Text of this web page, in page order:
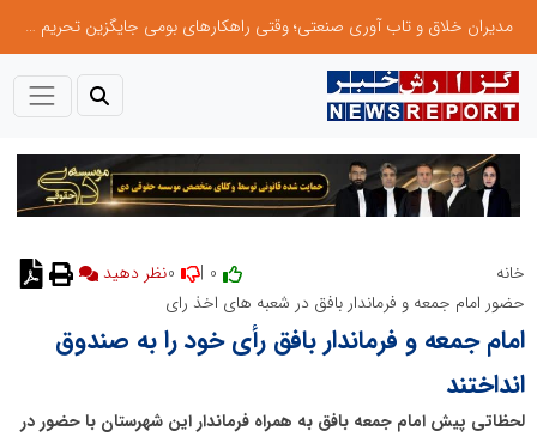
مدیران خلاق و تاب آوری صنعتی؛ وقتی راهکارهای بومی جایگزین تحریم میشود
خانه
نظر دهید
حضور امام جمعه و فرماندار بافق در شعبه های اخذ رای
امام جمعه و فرماندار بافق رأی خود را به صندوق
انداختند
لحظاتی پیش امام جمعه بافق به همراه فرماندار این شهرستان با حضور در